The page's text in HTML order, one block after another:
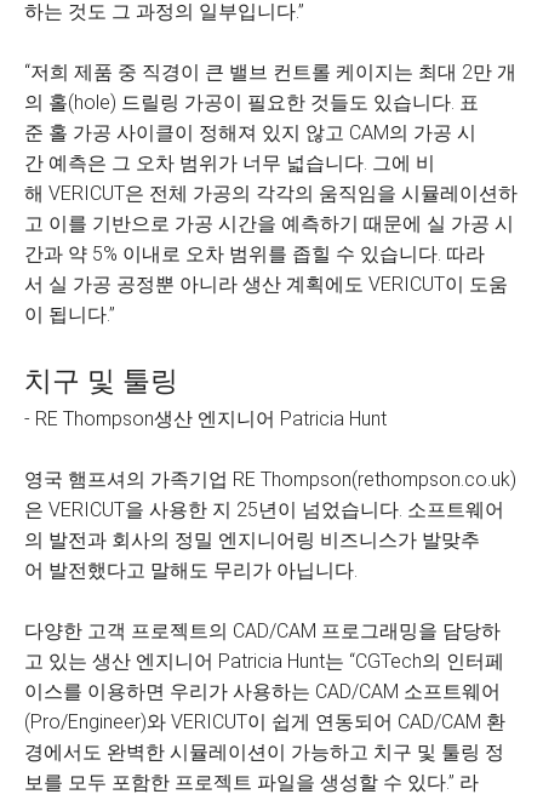
하는 것도 그 과정의 일부입니다.”
“저희 제품 중 직경이 큰 밸브 컨트롤 케이지는 최대 2만 개
의 홀(hole) 드릴링 가공이 필요한 것들도 있습니다. 표
준 홀 가공 사이클이 정해져 있지 않고 CAM의 가공 시
간 예측은 그 오차 범위가 너무 넓습니다. 그에 비
해 VERICUT은 전체 가공의 각각의 움직임을 시뮬레이션하
고 이를 기반으로 가공 시간을 예측하기 때문에 실 가공 시
간과 약 5% 이내로 오차 범위를 좁힐 수 있습니다. 따라
서 실 가공 공정뿐 아니라 생산 계획에도 VERICUT이 도움
이 됩니다.”
치구 및 툴링
- RE Thompson생산 엔지니어 Patricia Hunt
영국 햄프셔의 가족기업 RE Thompson(rethompson.co.uk)
은 VERICUT을 사용한 지 25년이 넘었습니다. 소프트웨어
의 발전과 회사의 정밀 엔지니어링 비즈니스가 발맞추
어 발전했다고 말해도 무리가 아닙니다.
다양한 고객 프로젝트의 CAD/CAM 프로그래밍을 담당하
고 있는 생산 엔지니어 Patricia Hunt는 “CGTech의 인터페
이스를 이용하면 우리가 사용하는 CAD/CAM 소프트웨어
(Pro/Engineer)와 VERICUT이 쉽게 연동되어 CAD/CAM 환
경에서도 완벽한 시뮬레이션이 가능하고 치구 및 툴링 정
보를 모두 포함한 프로젝트 파일을 생성할 수 있다.” 라